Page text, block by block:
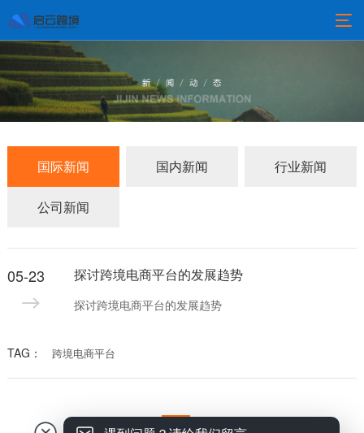
国际新闻 国内新闻 行业新闻
公司新闻
05-23 探讨跨境电商平台的发展趋势
探讨跨境电商平台的发展趋势
TAG： 跨境电商平台
1